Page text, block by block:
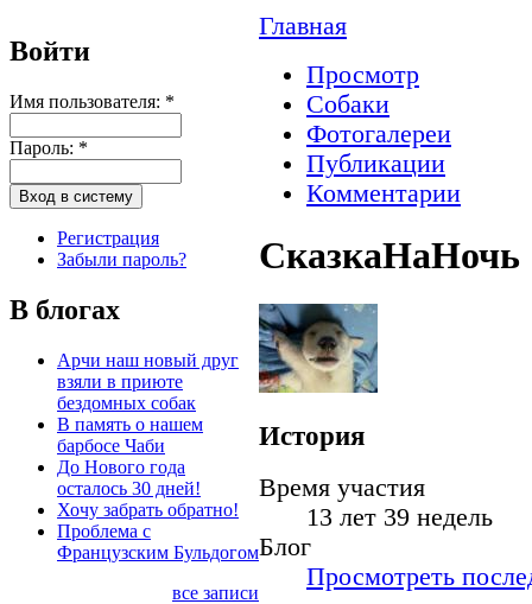
Войти
Имя пользователя: *
Пароль: *
Регистрация
Забыли пароль?
В блогах
Арчи наш новый друг
взяли в приюте
бездомных собак
В память о нашем
барбосе Чаби
До Нового года
осталось 30 дней!
Хочу забрать обратно!
Проблема с
Французским Бульдогом
все записи
Главная
Просмотр
Собаки
Фотогалереи
Публикации
Комментарии
СказкаНаНочь
История
Время участия
13 лет 39 недель
Блог
Просмотреть